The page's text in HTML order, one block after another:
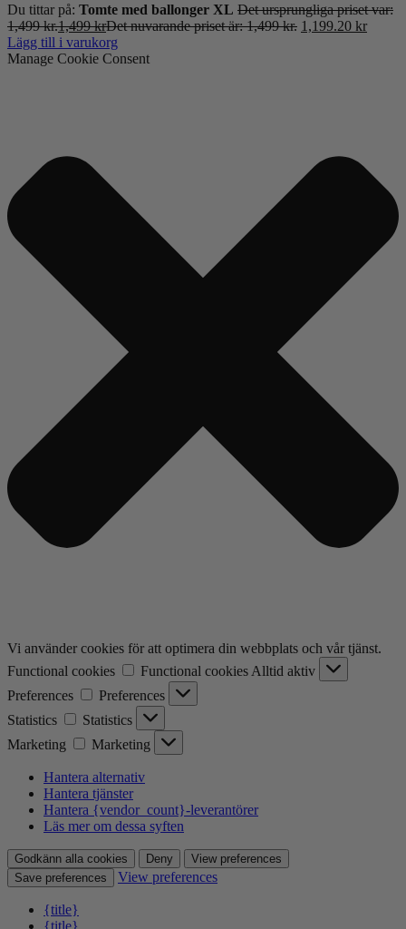
Du tittar på: Tomte med ballonger XL Det ursprungliga priset var:
1,499 kr.1,499krDet nuvarande priset är: 1,499 kr. 1,199.20 kr
Lägg till i varukorg
Manage Cookie Consent
Vi använder cookies för att optimera din webbplats och vår tjänst.
Functional cookies
Functional cookies Alltid aktiv
Preferences
Preferences
Statistics
Statistics
Marketing
Marketing
Hantera alternativ
Hantera tjänster
Hantera {vendor_count}-leverantörer
Läs mer om dessa syften
Godkänn alla cookies Deny
View preferences
Save preferences
View preferences
{title}